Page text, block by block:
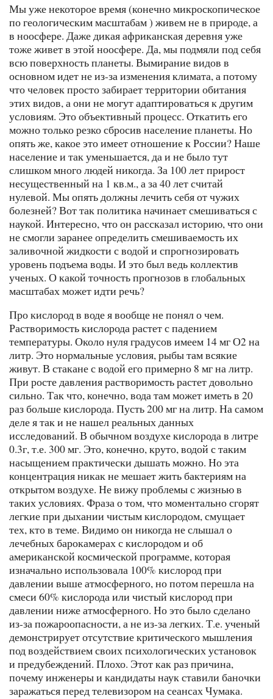
Мы уже некоторое время (конечно микроскопическое
по геологическим масштабам ) живем не в природе, а
в ноосфере. Даже дикая африканская деревня уже
тоже живет в этой ноосфере. Да, мы подмяли под себя
всю поверхность планеты. Вымирание видов в
основном идет не из-за изменения климата, а потому
что человек просто забирает территории обитания
этих видов, а они не могут адаптироваться к другим
условиям. Это объективный процесс. Откатить его
можно только резко сбросив население планеты. Но
опять же, какое это имеет отношение к России? Наше
население и так уменьшается, да и не было тут
слишком много людей никогда. За 100 лет прирост
несущественный на 1 кв.м., а за 40 лет считай
нулевой. Мы опять должны лечить себя от чужих
болезней? Вот так политика начинает смешиваться с
наукой. Интересно, что он рассказал историю, что они
не смогли заранее определить смешиваемость их
заливочной жидкости с водой и спрогнозировать
уровень подъема воды. И это был ведь коллектив
ученых. О какой точность прогнозов в глобальных
масштабах может идти речь?
Про кислород в воде я вообще не понял о чем.
Растворимость кислорода растет с падением
температуры. Около нуля градусов имеем 14 мг О2 на
литр. Это нормальные условия, рыбы там всякие
живут. В стакане с водой его примерно 8 мг на литр.
При росте давления растворимость растет довольно
сильно. Так что, конечно, вода там может иметь в 20
раз больше кислорода. Пусть 200 мг на литр. На самом
деле я так и не нашел реальных данных
исследований. В обычном воздухе кислорода в литре
0.3г, т.е. 300 мг. Это, конечно, круто, водой с таким
насыщением практически дышать можно. Но эта
концентрация никак не мешает жить бактериям на
открытом воздухе. Не вижу проблемы с жизнью в
таких условиях. Фраза о том, что моментально сгорят
легкие при дыхании чистым кислородом, смущает
тех, кто в теме. Видимо он никогда не слышал о
лечебных барокамерах с кислородом и об
американской космической программе, которая
изначально использовала 100% кислород при
давлении выше атмосферного, но потом перешла на
смеси 60% кислорода или чистый кислород при
давлении ниже атмосферного. Но это было сделано
из-за пожароопасности, а не из-за легких. Т.е. ученый
демонстрирует отсутствие критического мышления
под воздействием своих психологических установок
и предубеждений. Плохо. Этот как раз причина,
почему инженеры и кандидаты наук ставили баночки
заражаться перед телевизором на сеансах Чумака.